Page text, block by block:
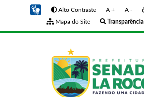
Alto Contraste A + A -
Mapa do Site
Transparência